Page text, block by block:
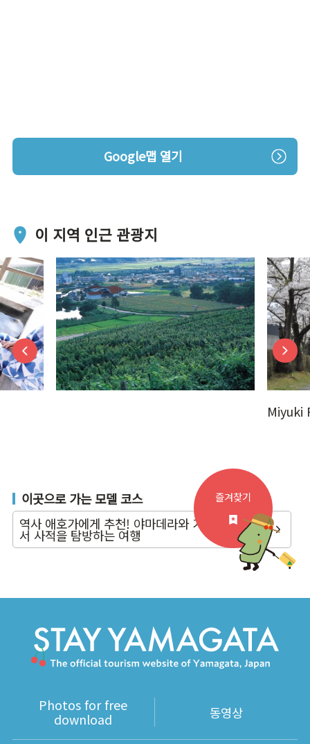
Google맵 열기
이 지역 인근 관광지
Miyuki
이곳으로 가는 모델 코스
역사 애호가에게 추천! 야마데라와 가미노야마에
서 사적을 탐방하는 여행
즐겨찾기
Photos for free
download
동영상